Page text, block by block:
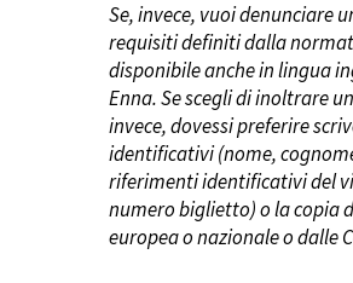
Se, invece, vuoi denunciare
requisiti definiti dalla
disponibile anche in lingua
Enna.Se scegli di inoltrare
invece, dovessi preferire
identificativi (nome,
riferimenti identificativi del
numero biglietto) o la copia
europea o nazionale o dalle